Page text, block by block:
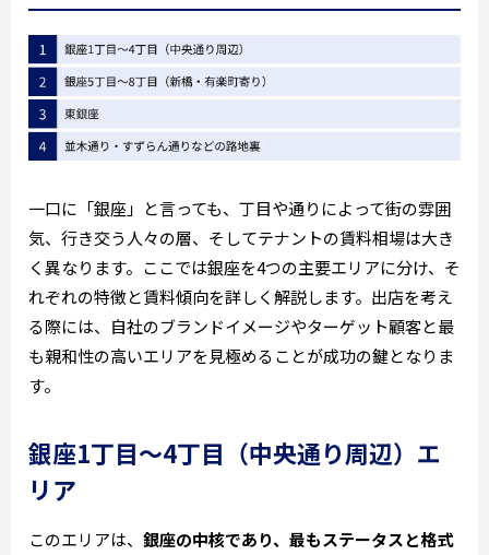
一口に「銀座」と言っても、丁目や通りによって街の雰囲
気、行き交う人々の層、そしてテナントの賃料相場は大き
く異なります。ここでは銀座を4つの主要エリアに分け、そ
れぞれの特徴と賃料傾向を詳しく解説します。出店を考え
る際には、自社のブランドイメージやターゲット顧客と最
も親和性の高いエリアを見極めることが成功の鍵となりま
す。
銀座1丁目～4丁目（中央通り周辺）エ
リア
このエリアは、 銀座の中核であり、最もステータスと格式